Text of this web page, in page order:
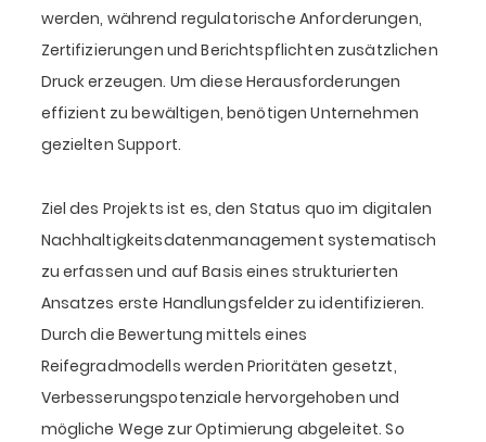
werden, während regulatorische Anforderungen,
Zertifizierungen und Berichtspflichten zusätzlichen
Druck erzeugen. Um diese Herausforderungen
effizient zu bewältigen, benötigen Unternehmen
gezielten Support.
Ziel des Projekts ist es, den Status quo im digitalen
Nachhaltigkeitsdatenmanagement systematisch
zu erfassen und auf Basis eines strukturierten
Ansatzes erste Handlungsfelder zu identifizieren.
Durch die Bewertung mittels eines
Reifegradmodells werden Prioritäten gesetzt,
Verbesserungspotenziale hervorgehoben und
mögliche Wege zur Optimierung abgeleitet. So